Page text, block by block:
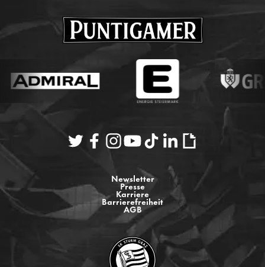
Newsletter
Presse
Karriere
Barrierefreiheit
AGB